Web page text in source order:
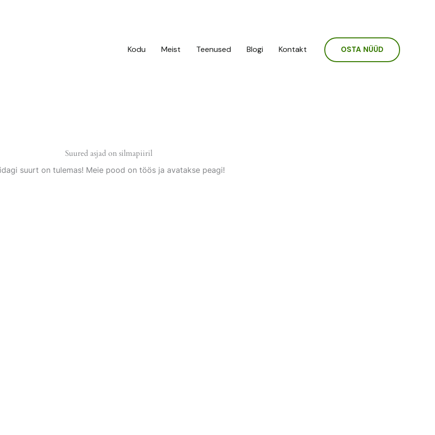
Kodu Meist Teenused Blogi Kontakt OSTA NÜÜD
Suured asjad on silmapiiril
suurt on tulemas! Meie pood on töös ja avatakse peagi!